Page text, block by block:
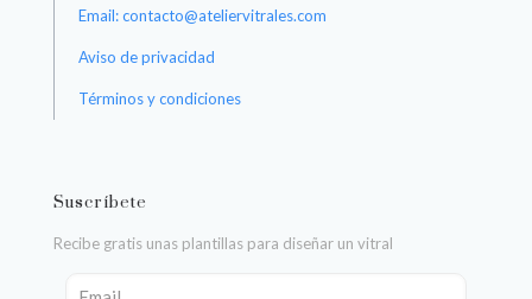
Email: contacto@ateliervitrales.com
Aviso de privacidad
Términos y condiciones
Suscríbete
Recibe gratis unas plantillas para diseñar un vitral